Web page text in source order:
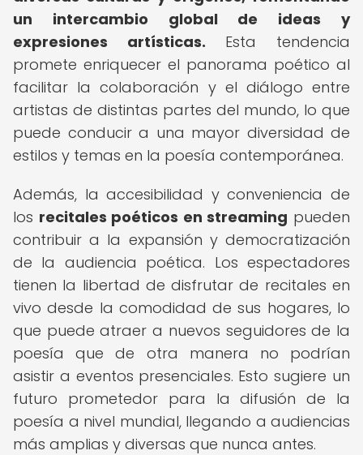
un intercambio global de ideas y
expresiones artísticas. Esta tendencia
promete enriquecer el panorama poético al
facilitar la colaboración y el diálogo entre
artistas de distintas partes del mundo, lo que
puede conducir a una mayor diversidad de
estilos y temas en la poesía contemporánea.
Además, la accesibilidad y conveniencia de
los recitales poéticos en streaming pueden
contribuir a la expansión y democratización
de la audiencia poética. Los espectadores
tienen la libertad de disfrutar de recitales en
vivo desde la comodidad de sus hogares, lo
que puede atraer a nuevos seguidores de la
poesía que de otra manera no podrían
asistir a eventos presenciales. Esto sugiere un
futuro prometedor para la difusión de la
poesía a nivel mundial, llegando a audiencias
más amplias y diversas que nunca antes.